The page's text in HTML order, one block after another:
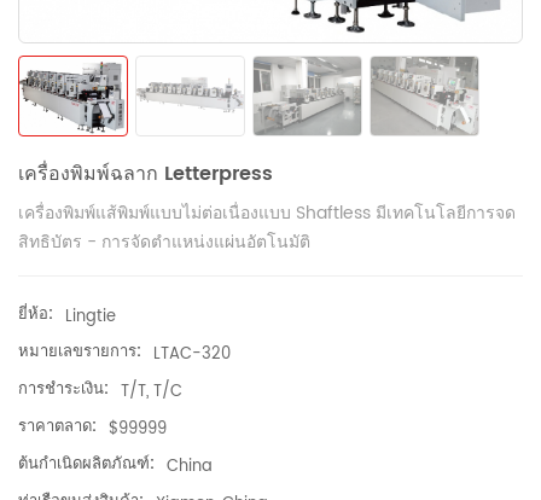
เครื่องพิมพ์ฉลาก Letterpress
เครื่องพิมพ์แส้พิมพ์แบบไม่ต่อเนื่องแบบ Shaftless มีเทคโนโลยีการจด
สิทธิบัตร - การจัดตำแหน่งแผ่นอัตโนมัติ
ยี่ห้อ: Lingtie
หมายเลขรายการ: LTAC-320
การชำระเงิน: T/T, T/C
ราคาตลาด: $99999
ต้นกำเนิดผลิตภัณฑ์: China